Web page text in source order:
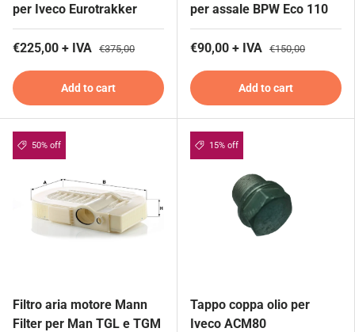
per Iveco Eurotrakker
€225,00 + IVA €375,00
Add to cart
per assale BPW Eco 110
€90,00 + IVA €150,00
Add to cart
50% off
Filtro aria motore Mann
Filter per Man TGL e TGM
15% off
Tappo coppa olio per
Iveco ACM80